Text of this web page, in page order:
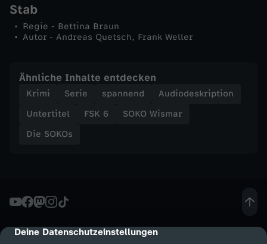
cmp-dialog-description
Deine Datenschutzeinstellungen
Stab
Regie - Bettina Braun
Autor - Andreas Quetsch, Frank Weller
Ähnliche Inhalte entdecken
Krimi Serie spannend
Audiodeskription
Untertitel
FSK 6
SOKO Wismar
Die SOKOs